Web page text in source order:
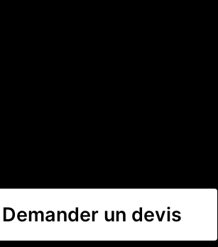
Demander un devis